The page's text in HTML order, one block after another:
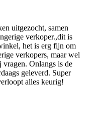
uitgezocht, samen
verkoper.,dit is
het is erg fijn om
verkopers, maar wel
vragen. Onlangs is de
geleverd. Super
alles keurig!